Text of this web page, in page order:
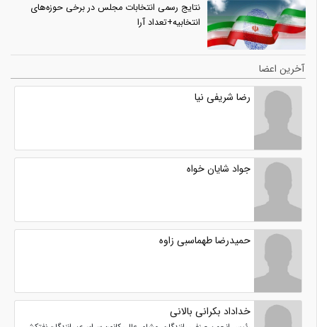
نتایج رسمی انتخابات مجلس در برخی حوزه‌های
انتخابیه+تعداد آرا
آخرین اعضا
رضا شریفی نیا
جواد شایان خواه
حمیدرضا طهماسبی زاوه
خداداد بکرانی بالانی